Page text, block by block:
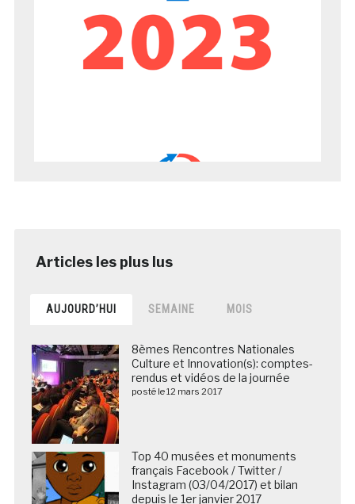
AUJOURD’HUI SEMAINE MOIS
8èmes Rencontres Nationales
Culture et Innovation(s): comptes-
rendus et vidéos de la journée
posté le 12 mars 2017
Top 40 musées et monuments
français Facebook / Twitter /
Instagram (03/04/2017) et bilan
depuis le 1er janvier 2017